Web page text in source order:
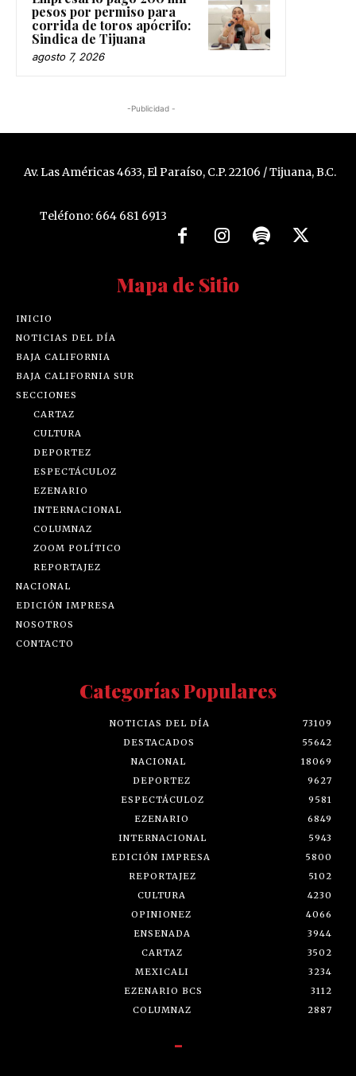
pesos por permiso para
corrida de toros apócrifo:
Sindica de Tijuana
agosto 7, 2026
-Publicidad -
Av. Las Américas 4633, El Paraíso, C.P. 22106 / Tijuana, B.C.
Teléfono: 664 681 6913
Mapa de Sitio
INICIO
NOTICIAS DEL DÍA
BAJA CALIFORNIA
BAJA CALIFORNIA SUR
SECCIONES
CARTAZ
CULTURA
DEPORTEZ
ESPECTÁCULOZ
EZENARIO
INTERNACIONAL
COLUMNAZ
ZOOM POLÍTICO
REPORTAJEZ
NACIONAL
EDICIÓN IMPRESA
NOSOTROS
CONTACTO
Categorías Populares
NOTICIAS DEL DÍA
73109
DESTACADOS
55642
NACIONAL
18069
DEPORTEZ
9627
ESPECTÁCULOZ
9581
EZENARIO
6849
INTERNACIONAL
5943
EDICIÓN IMPRESA
5800
REPORTAJEZ
5102
CULTURA
4230
OPINIONEZ
4066
ENSENADA
3944
CARTAZ
3502
MEXICALI
3234
EZENARIO BCS
3112
COLUMNAZ
2887
-